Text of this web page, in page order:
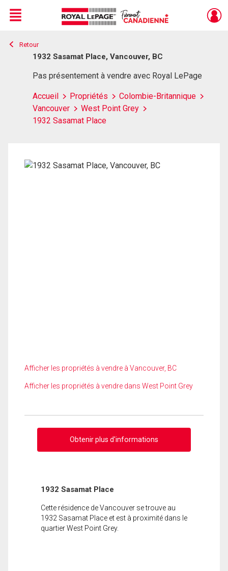
Live
En Direct
Menu
Retour
1932 Sasamat Place, Vancouver, BC
Pas présentement à vendre avec Royal LePage
Accueil Propriétés
Colombie-Britannique
Vancouver
West Point Grey
1932 Sasamat Place
Afficher les propriétés à vendre à Vancouver, BC
Afficher les propriétés à vendre dans West Point Grey
Obtenir plus d'informations
1932 Sasamat Place
Cette résidence de Vancouver se trouve au
1932 Sasamat Place et est à proximité dans le
quartier West Point Grey.